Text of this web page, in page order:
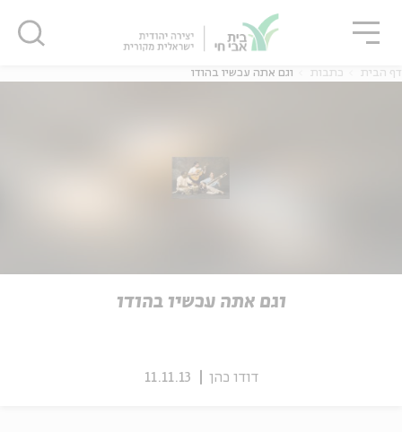
דף הבית כתבות וגם אתה עכשיו בהודו
וגם אתה עכשיו בהודו
דודו כהן 11.11.13
סגור